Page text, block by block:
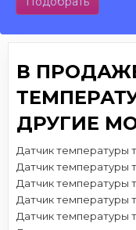
В
ДРУГИЕ
Датчик температуры
Датчик температуры
Датчик температуры
Датчик температуры
Датчик температуры